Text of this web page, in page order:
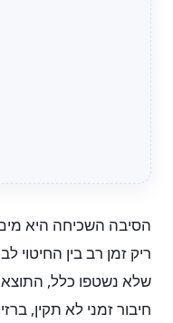
הסיבה השכיחה היא
ריק זמן רב בין החיטוי
שלא נשטפו כלל,
חיבור זמני לא תקין,